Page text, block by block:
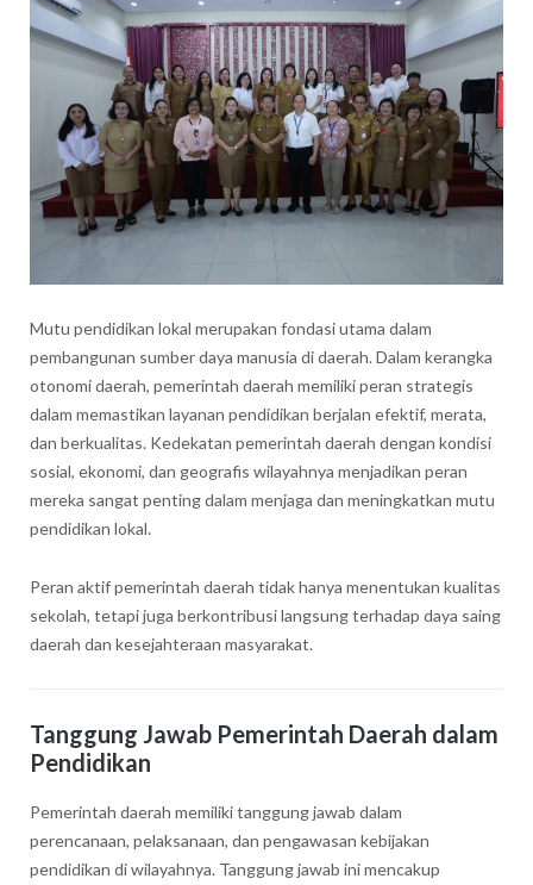
Mutu pendidikan lokal merupakan fondasi utama dalam
pembangunan sumber daya manusia di daerah. Dalam kerangka
otonomi daerah, pemerintah daerah memiliki peran strategis
dalam memastikan layanan pendidikan berjalan efektif, merata,
dan berkualitas. Kedekatan pemerintah daerah dengan kondisi
sosial, ekonomi, dan geografis wilayahnya menjadikan peran
mereka sangat penting dalam menjaga dan meningkatkan mutu
pendidikan lokal.
Peran aktif pemerintah daerah tidak hanya menentukan kualitas
sekolah, tetapi juga berkontribusi langsung terhadap daya saing
daerah dan kesejahteraan masyarakat.
Tanggung Jawab Pemerintah Daerah dalam
Pendidikan
Pemerintah daerah memiliki tanggung jawab dalam
perencanaan, pelaksanaan, dan pengawasan kebijakan
pendidikan di wilayahnya. Tanggung jawab ini mencakup